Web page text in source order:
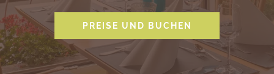
PREISE UND BUCHEN